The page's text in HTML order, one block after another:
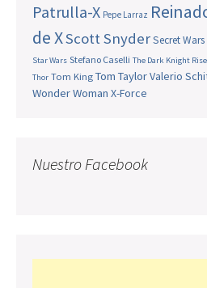
Patrulla-X Pepe Larraz
de XScott SnyderSecret Wars
Star Wars Stefano Caselli The Dark Knight
Thor Tom King Tom TaylorValerio
Wonder Woman X-Force
Nuestro Facebook